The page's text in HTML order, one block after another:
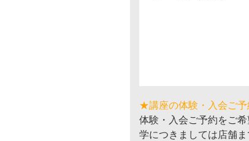
★講座の体験・入会ご予
体験・入会ご予約をご
学につきましては店舗